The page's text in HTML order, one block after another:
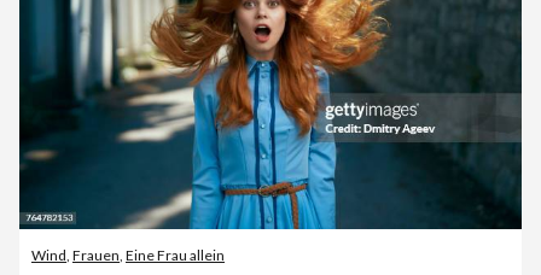
Wind Frauen Eine Frau allein